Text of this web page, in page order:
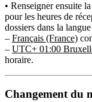
• Renseigner ensuite
pour les heures de
dossiers dans la
– Français (France)
– UTC+ 01:00
horaire.
Changement du